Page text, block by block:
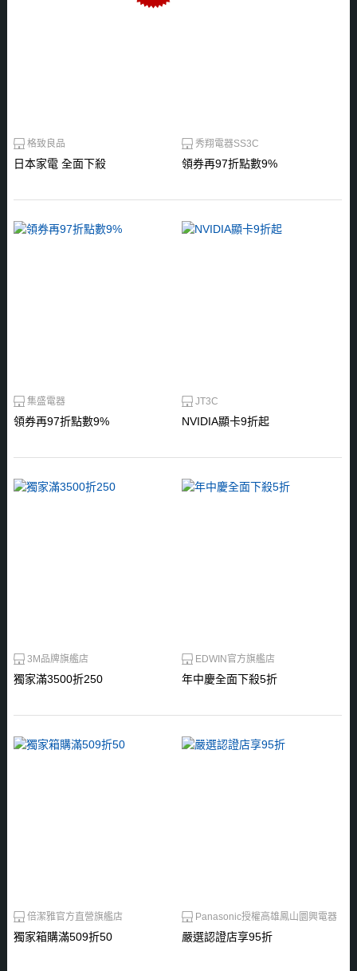
日本家電 全面下殺
格致良品
領券再97折點數9%
秀翔電器SS3C
領券再97折點數9%
集盛電器
NVIDIA顯卡9折起
JT3C
獨家滿3500折250
3M品牌旗艦店
年中慶全面下殺5折
EDWIN官方旗艦店
獨家箱購滿509折50
倍潔雅官方直營旗艦店
嚴選認證店享95折
Panasonic授權高雄鳳山圜興電器